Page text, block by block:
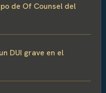
de Of Counsel del
DUI grave en el